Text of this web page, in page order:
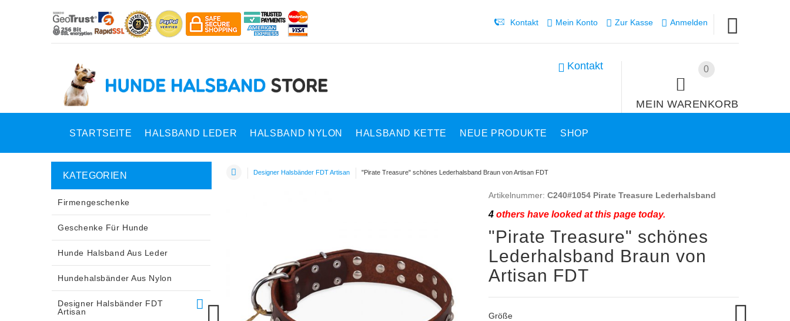
Kontakt Mein Konto Zur Kasse Anmelden
0
MEIN WARENKORB
Kontakt
STARTSEITE HALSBAND LEDER HALSBAND NYLON HALSBAND KETTE NEUE PRODUKTE SHOP
Designer Halsbänder FDT Artisan "Pirate Treasure" schönes Lederhalsband Braun von Artisan FDT
Artikelnummer: C240#1054 Pirate Treasure Lederhalsband
4others have looked at this page today.
"Pirate Treasure" schönes
Lederhalsband Braun von
Artisan FDT
Größe
KATEGORIEN
Firmengeschenke
Geschenke Für Hunde
Hunde Halsband Aus Leder
Hundehalsbänder Aus Nylon
Designer Halsbänder FDT
Artisan